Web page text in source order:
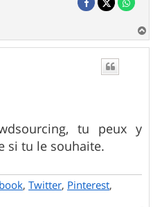
a
tu peux y
si tu le souhaite.
, Twitter, Pinterest,